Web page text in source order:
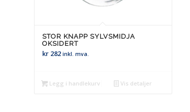
STOR KNAPP SYLVSMIDJA
OKSIDERT
kr 282 inkl. mva.
Legg i handlekurv Vis detaljer